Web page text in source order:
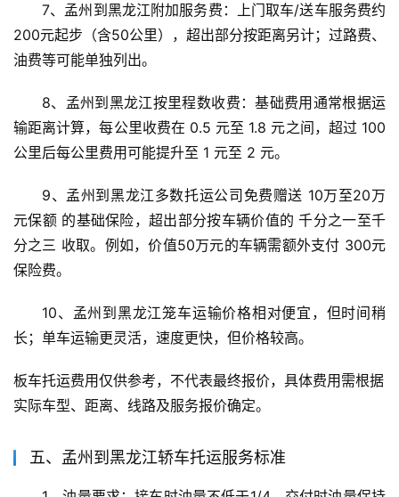
7、孟州到黑龙江附加服务费：上门取车/送车服务费约
200元起步（含50公里），超出部分按距离另计；过路费、
油费等可能单独列出。
8、孟州到黑龙江按里程数收费：基础费用通常根据运
输距离计算，每公里收费在 0.5 元至 1.8 元之间，超过 100
公里后每公里费用可能提升至 1 元至 2 元。
9、孟州到黑龙江多数托运公司免费赠送 10万至20万
元保额 的基础保险，超出部分按车辆价值的 千分之一至千
分之三 收取。例如，价值50万元的车辆需额外支付 300元
保险费。
10、孟州到黑龙江笼车运输价格相对便宜，但时间稍
长；单车运输更灵活，速度更快，但价格较高。
板车托运费用仅供参考，不代表最终报价，具体费用需根据
实际车型、距离、线路及服务报价确定。
五、孟州到黑龙江轿车托运服务标准